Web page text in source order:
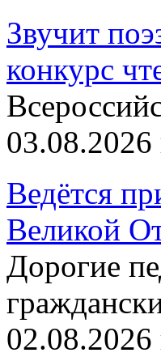
Звучит
конкурс
03.08.2026
Ведётся
Великой
Дорогие
02.08.2026